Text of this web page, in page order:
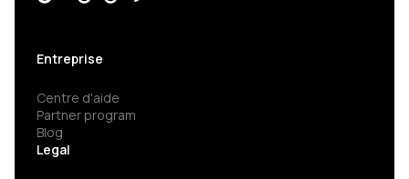
Entreprise
Centre d'aide
Partner program
Blog
Legal